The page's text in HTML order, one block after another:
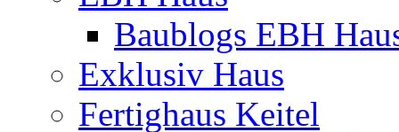
Baublogs EBH
Exklusiv Haus
Fertighaus Keitel